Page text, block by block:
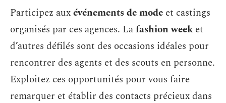
Participez auxévénements de mode et castings
organisés par ces agences. Lafashion weeket
d’autres défilés sont des occasions idéales pour
rencontrer des agents et des scouts en personne.
Exploitez ces opportunités pour vous faire
remarquer et établir des contacts précieux dans